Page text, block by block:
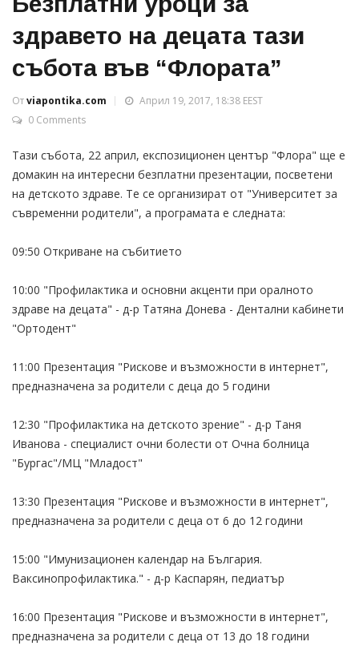
здравето на децата тази
събота във “Флората”
Отviapontika.com
Април 19, 2017, 18:38 EEST
0 Comments
Тази събота, 22 април, експозиционен център "Флора" ще е
домакин на интересни безплатни презентации, посветени
на детското здраве. Те се организират от "Университет за
съвременни родители", а програмата е следната:
09:50 Откриване на събитието
10:00 "Профилактика и основни акценти при оралното
здраве на децата" - д-р Татяна Донева - Дентални кабинети
"Ортодент"
11:00 Презентация "Рискове и възможности в интернет",
предназначена за родители с деца до 5 години
12:30 "Профилактика на детското зрение" - д-р Таня
Иванова - специалист очни болести от Очна болница
"Бургас"/МЦ "Младост"
13:30 Презентация "Рискове и възможности в интернет",
предназначена за родители с деца от 6 до 12 години
15:00 "Имунизационен календар на България.
Ваксинопрофилактика." - д-р Каспарян, педиатър
16:00 Презентация "Рискове и възможности в интернет",
предназначена за родители с деца от 13 до 18 години